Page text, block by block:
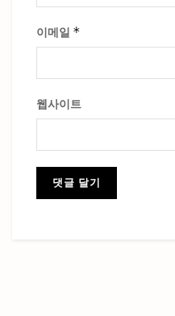
이메일 *
웹사이트